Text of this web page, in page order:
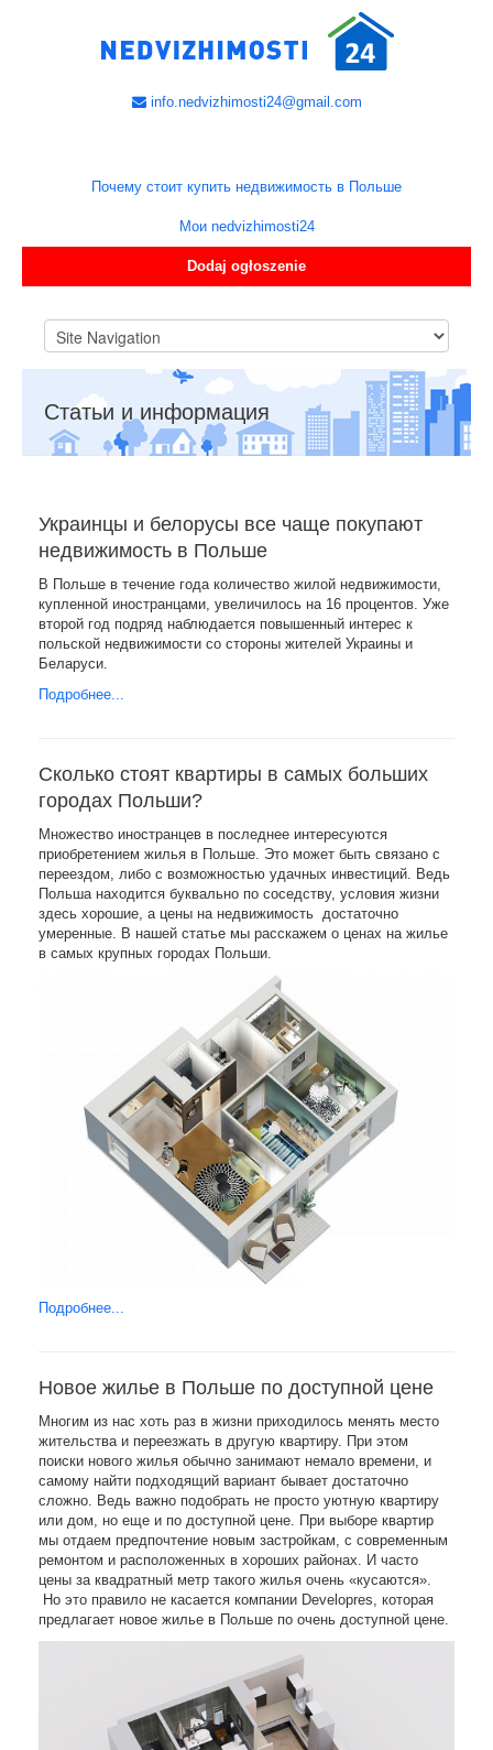
info.nedvizhimosti24@gmail.com
Почему стоит купить недвижимость в Польше
Мои nedvizhimosti24
Dodaj ogłoszenie
Статьи и информация
Украинцы и белорусы все чаще покупают
недвижимость в Польше
В Польше в течение года количество жилой недвижимости,
купленной иностранцами, увеличилось на 16 процентов. Уже
второй год подряд наблюдается повышенный интерес к
польской недвижимости со стороны жителей Украины и
Беларуси.
Подробнее...
Сколько стоят квартиры в самых больших
городах Польши?
Множество иностранцев в последнее интересуются
приобретением жилья в Польше. Это может быть связано с
переездом, либо с возможностью удачных инвестиций. Ведь
Польша находится буквально по соседству, условия жизни
здесь хорошие, а цены на недвижимость достаточно
умеренные. В нашей статье мы расскажем о ценах на жилье
в самых крупных городах Польши.
Подробнее...
Новое жилье в Польше по доступной цене
Многим из нас хоть раз в жизни приходилось менять место
жительства и переезжать в другую квартиру. При этом
поиски нового жилья обычно занимают немало времени, и
самому найти подходящий вариант бывает достаточно
сложно. Ведь важно подобрать не просто уютную квартиру
или дом, но еще и по доступной цене. При выборе квартир
мы отдаем предпочтение новым застройкам, с современным
ремонтом и расположенных в хороших районах. И часто
цены за квадратный метр такого жилья очень «кусаются».
Но это правило не касается компании Developres, которая
предлагает новое жилье в Польше по очень доступной цене.